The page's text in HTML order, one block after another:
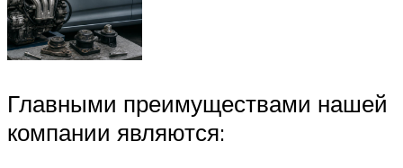
Главными преимуществами нашей
компании являются: